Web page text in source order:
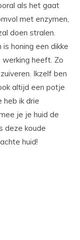
als het gaat
met enzymen,
doen stralen.
honing een dikke
heeft. Zo
Ikzelf ben
altijd een potje
heb ik drie
je je huid de
deze koude
huid!